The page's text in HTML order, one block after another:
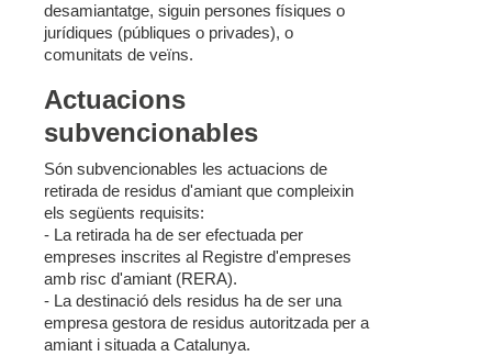
desamiantatge, siguin persones físiques o
jurídiques (públiques o privades), o
comunitats de veïns.
Actuacions
subvencionables
Són subvencionables les actuacions de
retirada de residus d'amiant que compleixin
els següents requisits:
- La retirada ha de ser efectuada per
empreses inscrites al Registre d'empreses
amb risc d'amiant (RERA).
- La destinació dels residus ha de ser una
empresa gestora de residus autoritzada per a
amiant i situada a Catalunya.